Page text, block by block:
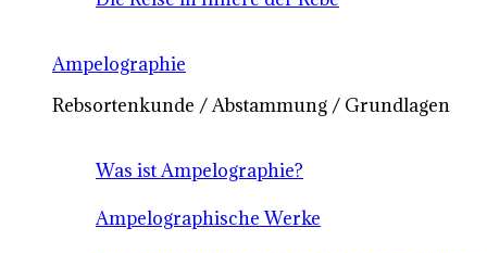
Ampelographie
Rebsortenkunde / Abstammung / Grundlagen
Was ist Ampelographie?
Ampelographische Werke